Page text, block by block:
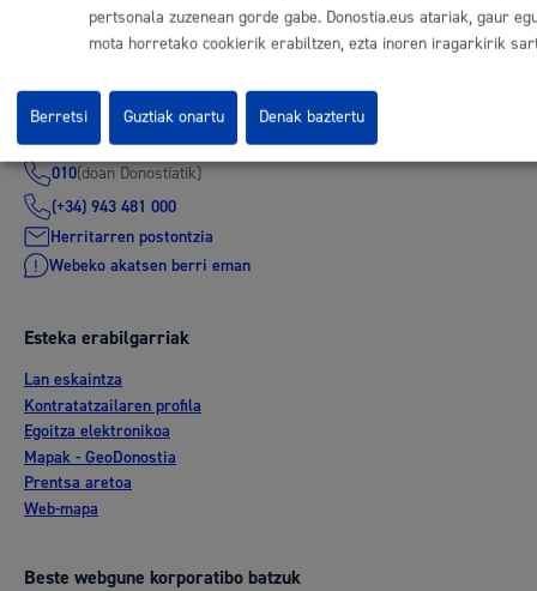
Datuen babesa
Komunika zaitez Donostiako Udalarekin
010(doan Donostiatik)
(+34) 943 481 000
Herritarren postontzia
Webeko akatsen berri eman
Esteka erabilgarriak
Lan eskaintza
Kontratatzailaren profila
Egoitza elektronikoa
Mapak - GeoDonostia
Prentsa aretoa
Web-mapa
Beste webgune korporatibo batzuk
pertsonala zuzenean gorde gabe. Donostia.eus atariak, gaur
mota horretako cookierik erabiltzen, ezta inoren iragarkirik
Denak baztertu
Berretsi Guztiak onartu